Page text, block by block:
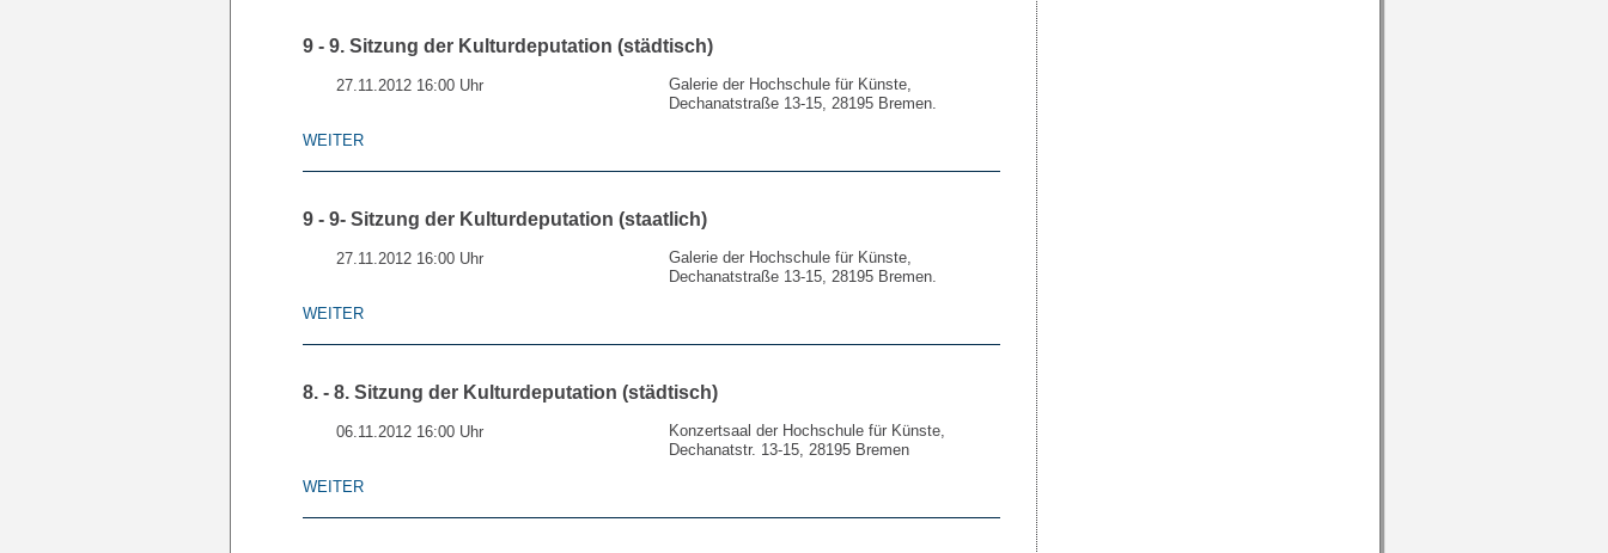
9 - 9. Sitzung der Kulturdeputation (städtisch)
27.11.2012 16:00 Uhr
Galerie der Hochschule für Künste,
Dechanatstraße 13-15, 28195 Bremen.
WEITER
9 - 9- Sitzung der Kulturdeputation (staatlich)
27.11.2012 16:00 Uhr
Galerie der Hochschule für Künste,
Dechanatstraße 13-15, 28195 Bremen.
WEITER
8. - 8. Sitzung der Kulturdeputation (städtisch)
06.11.2012 16:00 Uhr
Konzertsaal der Hochschule für Künste,
Dechanatstr. 13-15, 28195 Bremen
WEITER